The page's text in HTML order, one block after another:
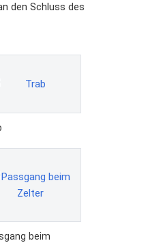
den Schluss des
beim